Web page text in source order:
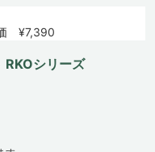
¥7,390
RKOシリーズ